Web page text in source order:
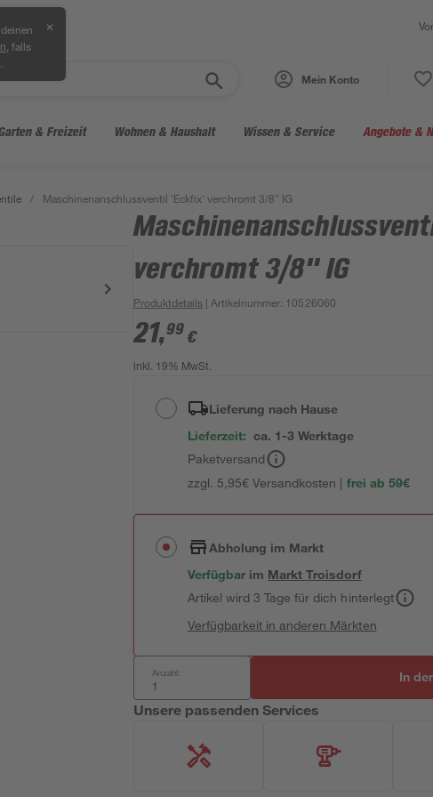
, falls
✕
Mein Konto
& Freizeit Wohnen & Haushalt Wissen & Service Angebote &
/ Maschinenanschlussventil 'Eckfix' verchromt 3/8" IG
verchromt 3/8" IG
Produktdetails | Artikelnummer: 10526060
21,99 €
inkl. 19% MwSt.
Lieferung nach Hause
Lieferzeit: ca. 1-3 Werktage
Paketversand
zzgl. 5,95€ Versandkosten | frei ab 59€
Abholung im Markt
Verfügbar im MarktTroisdorf
Artikel wird 3 Tage für dich hinterlegt
Verfügbarkeit in anderen Märkten
Anzahl: In
Unsere passenden Services